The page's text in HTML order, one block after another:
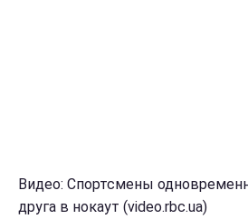
Видео: Спортсмены
друга в нокаут (video.rbc.ua)